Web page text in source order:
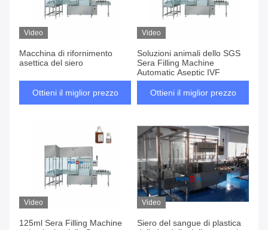
Video
Macchina di rifornimento
asettica del siero
Ottieni il miglior prezzo
Video
Soluzioni animali dello SGS
Sera Filling Machine
Automatic Aseptic IVF
Ottieni il miglior prezzo
Video
125ml Sera Filling Machine
Video
Siero del sangue di plastica